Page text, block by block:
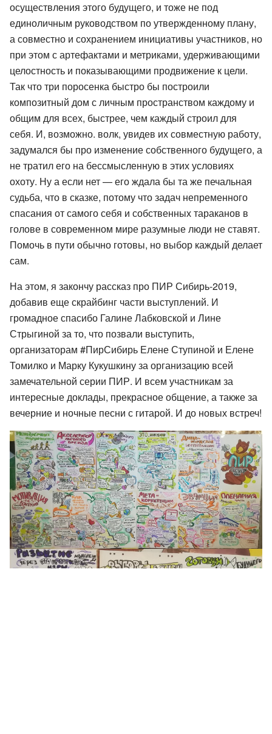
осуществления этого будущего, и тоже не под
единоличным руководством по утвержденному плану,
а совместно и сохранением инициативы участников, но
при этом с артефактами и метриками, удерживающими
целостность и показывающими продвижение к цели.
Так что три поросенка быстро бы построили
композитный дом с личным пространством каждому и
общим для всех, быстрее, чем каждый строил для
себя. И, возможно. волк, увидев их совместную работу,
задумался бы про изменение собственного будущего, а
не тратил его на бессмысленную в этих условиях
охоту. Ну а если нет — его ждала бы та же печальная
судьба, что в сказке, потому что задач непременного
спасания от самого себя и собственных тараканов в
голове в современном мире разумные люди не ставят.
Помочь в пути обычно готовы, но выбор каждый делает
сам.
На этом, я закончу рассказ про ПИР Сибирь-2019,
добавив еще скрайбинг части выступлений. И
громадное спасибо Галине Лабковской и Лине
Стрыгиной за то, что позвали выступить,
организаторам #ПирСибирь Елене Ступиной и Елене
Томилко и Марку Кукушкину за организацию всей
замечательной серии ПИР. И всем участникам за
интересные доклады, прекрасное общение, а также за
вечерние и ночные песни с гитарой. И до новых встреч!